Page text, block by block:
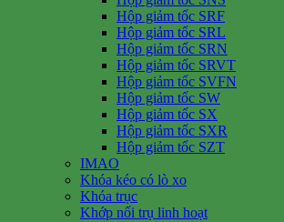
Hộp giảm tốc SRF
Hộp giảm tốc SRL
Hộp giảm tốc SRN
Hộp giảm tốc SRVT
Hộp giảm tốc SVFN
Hộp giảm tốc SW
Hộp giảm tốc SX
Hộp giảm tốc SXR
Hộp giảm tốc SZT
IMAO
Khóa kéo có lò xo
Khóa trục
Khớp nối trụ linh hoạt